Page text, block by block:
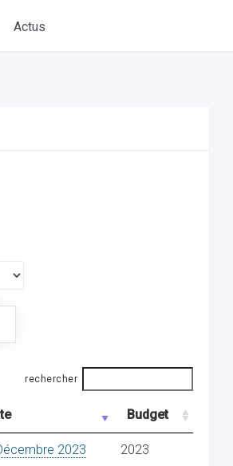
Actus
rechercher
Budget
2023 2023